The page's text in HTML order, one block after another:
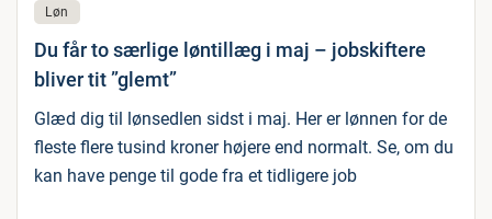
Løn
Du får to særlige løntillæg i maj – jobskiftere
bliver tit ”glemt”
Glæd dig til lønsedlen sidst i maj. Her er lønnen for de
fleste flere tusind kroner højere end normalt. Se, om du
kan have penge til gode fra et tidligere job